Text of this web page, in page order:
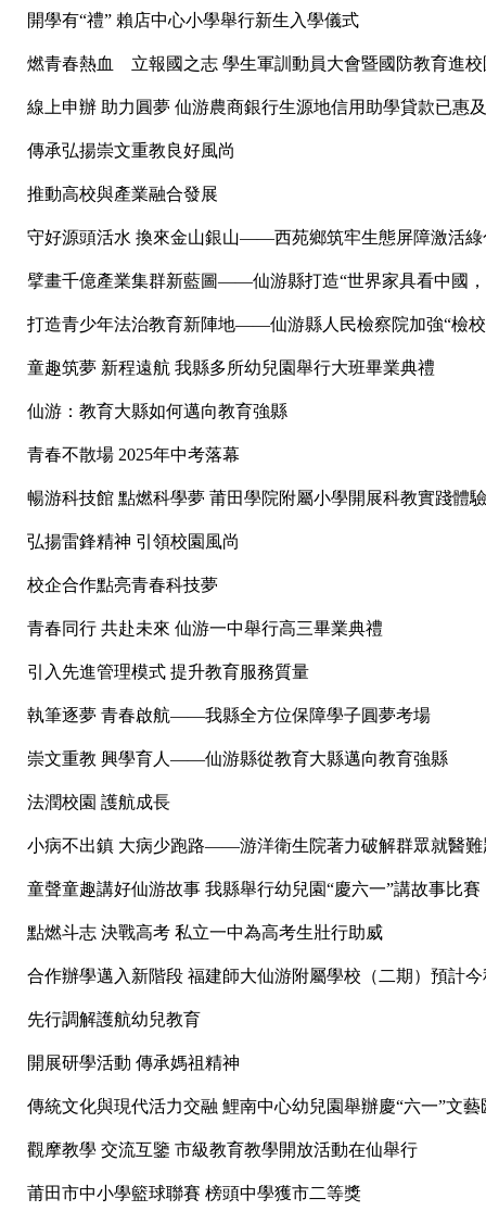
開學有“禮” 賴店中心小學舉行新生入學儀式
燃青春熱血 立報國之志 學生軍訓動員大會暨國防教育進校
線上申辦 助力圓夢 仙游農商銀行生源地信用助學貸款已惠
傳承弘揚崇文重教良好風尚
推動高校與產業融合發展
守好源頭活水 換來金山銀山——西苑鄉筑牢生態屏障激活綠
擘畫千億產業集群新藍圖——仙游縣打造“世界家具看中國
打造青少年法治教育新陣地——仙游縣人民檢察院加強“檢
童趣筑夢 新程遠航 我縣多所幼兒園舉行大班畢業典禮
仙游：教育大縣如何邁向教育強縣
青春不散場 2025年中考落幕
暢游科技館 點燃科學夢 莆田學院附屬小學開展科教實踐體驗
弘揚雷鋒精神 引領校園風尚
校企合作點亮青春科技夢
青春同行 共赴未來 仙游一中舉行高三畢業典禮
引入先進管理模式 提升教育服務質量
執筆逐夢 青春啟航——我縣全方位保障學子圓夢考場
崇文重教 興學育人——仙游縣從教育大縣邁向教育強縣
法潤校園 護航成長
小病不出鎮 大病少跑路——游洋衛生院著力破解群眾就醫難
童聲童趣講好仙游故事 我縣舉行幼兒園“慶六一”講故事比賽
點燃斗志 決戰高考 私立一中為高考生壯行助威
合作辦學邁入新階段 福建師大仙游附屬學校（二期）預計今
先行調解護航幼兒教育
開展研學活動 傳承媽祖精神
傳統文化與現代活力交融 鯉南中心幼兒園舉辦慶“六一”文藝
觀摩教學 交流互鑒 市級教育教學開放活動在仙舉行
莆田市中小學籃球聯賽 榜頭中學獲市二等獎